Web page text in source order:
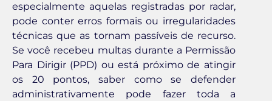
especialmente aquelas registradas por radar,
pode conter erros formais ou irregularidades
técnicas que as tornam passíveis de recurso.
Se você recebeu multas durante a Permissão
Para Dirigir (PPD) ou está próximo de atingir
os 20 pontos, saber como se defender
administrativamente pode fazer toda a